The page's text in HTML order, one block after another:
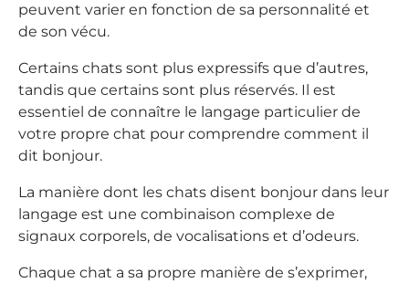
peuvent varier en fonction de sa personnalité et
de son vécu.
Certains chats sont plus expressifs que d’autres,
tandis que certains sont plus réservés. Il est
essentiel de connaître le langage particulier de
votre propre chat pour comprendre comment il
dit bonjour.
La manière dont les chats disent bonjour dans leur
langage est une combinaison complexe de
signaux corporels, de vocalisations et d’odeurs.
Chaque chat a sa propre manière de s’exprimer,